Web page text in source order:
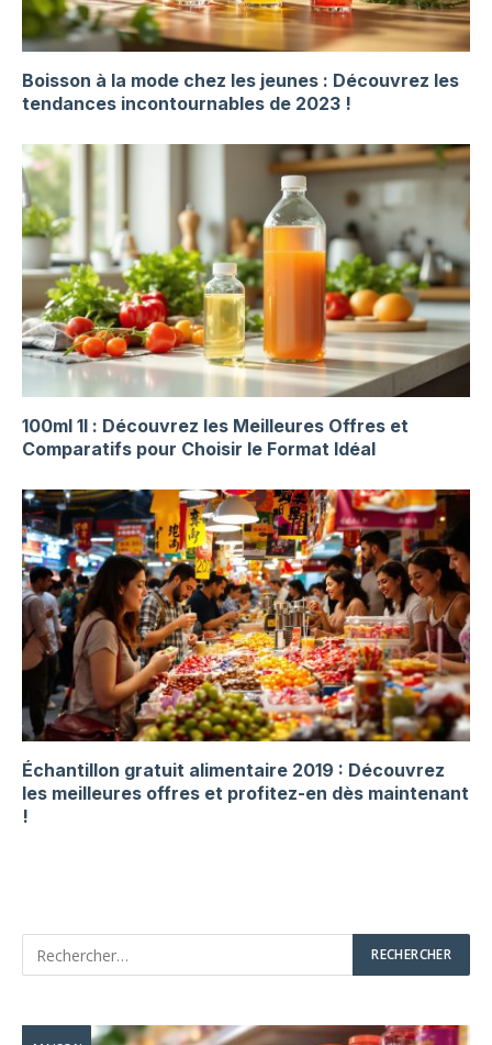
Boisson à la mode chez les jeunes : Découvrez les
tendances incontournables de 2023 !
100ml 1l : Découvrez les Meilleures Offres et
Comparatifs pour Choisir le Format Idéal
Échantillon gratuit alimentaire 2019 : Découvrez
les meilleures offres et profitez-en dès maintenant
!